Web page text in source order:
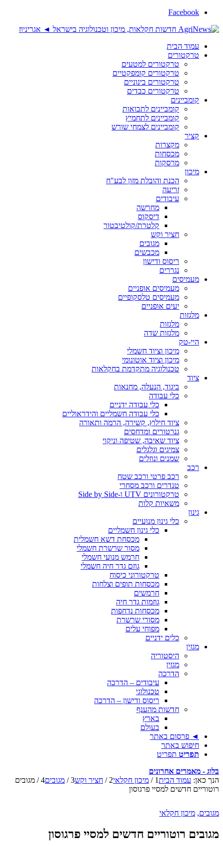
Facebook
עמוד הבית
טרקטורים
טרקטורים למטעים
טרקטורים קומפקטיים
טרקטורים בינוניים
טרקטורים כבדים
קומביינים
קומביינים לתבואות
קומביינים לתחמיץ
קומביינים לצמחי שורש
קציר
מקצרות
מכסחות
מרסקות
מיכון
הכנת והובלת מזון לבע"ח
זריעה
עיבודים
מחרשה
דיסקוס
קלטרת/קולטיבטור
חציר וקש
מגובים
מכבשים
ריסוס ודישון
נגררים
מעמיסים
מעמיסים אופניים
מעמיסים טלסקופיים
יעים אופניים
מלגזות
מלגזות
מלגזות שדה
היי-טק
מיכון וציוד חשמלי
מיכון וציוד אוטונומי
טכנולוגיה מתקדמת בחקלאות
ציוד
ביגוד, הנעלה, מחנאות
כלי עבודה
כלי עבודה ידניים
כלי עבודה חשמליים והידראוליים
ציוד חילוץ, קשירה, הרמה ותאורה
גנרטורים ומדחסים
ציוד שאיבה, שטיפה וניקוי
צמיגים וגלגלים
שמנים ונוזלים
רכב
רכב פרטי ורכב שטח
טנדרים ורכב מסחרי
טרקטורונים UTV ו-Side by Side
משאיות קלות
גינון
כלי גינון מנועיים
כלי גינון חשמליים
מכסחת דשא חשמלית
מסור שרשרת חשמלי
חרמש מנועי חשמלי
גוזם גדר חיה חשמלי
טרקטורוני כיסוח
מכסחות תופים וצלחות
חרמשים
גוזמות גדר חיה
מכסחות נדחפות
מסורי שרשרת
מפוחי עלים
כלים ידניים
מגזין
היסטוריה
מגזין
הדרכה
עיבודים – הדרכה
טכנולוגי
ריסוס ודישון – הדרכה
חדשות מהענף
בארץ
בעולם
◄ פרסום באתר
חיפוש באתר
תפריט תפריט
בלוג - מאמרים אחרונים
הנך כאן: עמוד הבית1
/ מיכון חקלאי2
/ חציר וקש3
/ מגובים4
/ מגובים
רוטוריים חדשים למסיי פרגוסון
מגובים, מיכון חקלאי
מגובים רוטוריים חדשים למסיי פרגוסון